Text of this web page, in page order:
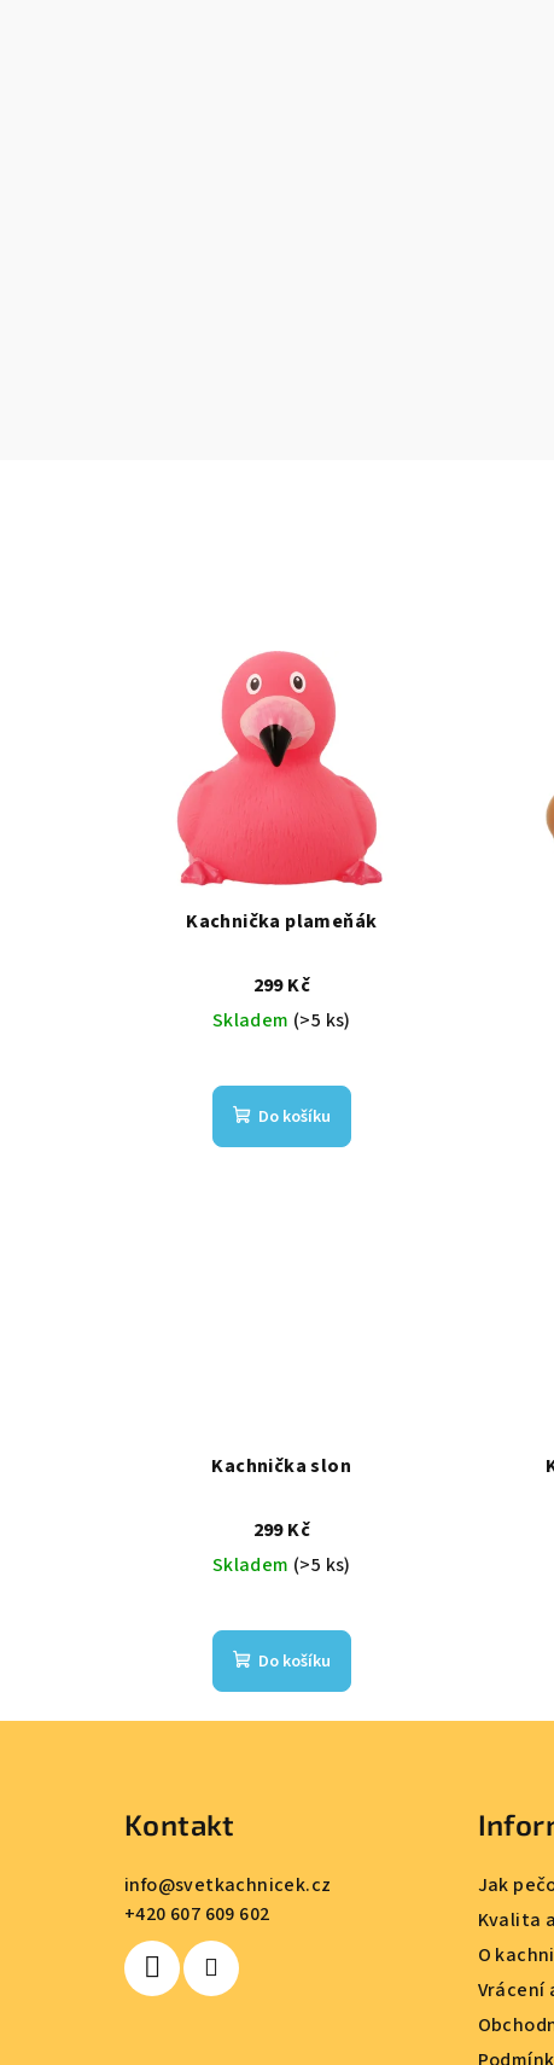
Kachnička plameňák
299 Kč
Skladem (>5 ks)
Do košíku
Kachnička slon
299 Kč
Skladem (>5 ks)
Do košíku
Kontakt
info@svetkachnicek.cz
+420 607 609 602
Jak
Kvalita
O
Vrácení